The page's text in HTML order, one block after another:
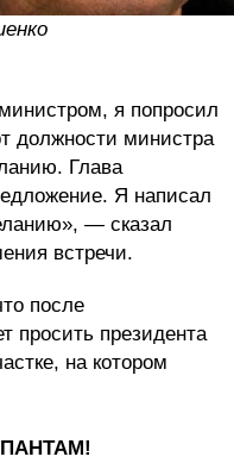
я попросил
должности министра
Глава
Я написал
— сказал
встречи.
после
просить президента
на котором